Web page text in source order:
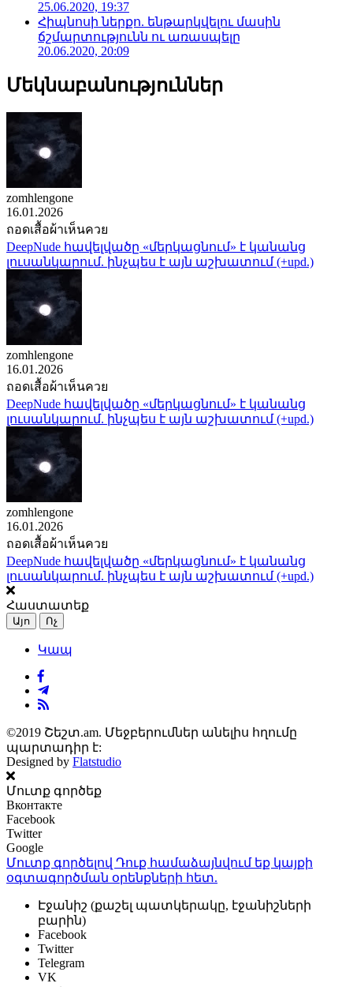
25.06.2020, 19:37
Հիպնոսի ներքո. ենթարկվելու մասին
ճշմարտությունն ու առասպելը
20.06.2020, 20:09
Մեկնաբանություններ
zomhlengone
16.01.2026
ถอดเสื้อผ้าเห็นควย
DeepNude հավելվածը «մերկացնում» է կանանց
լուսանկարում. ինչպես է այն աշխատում (+upd.)
zomhlengone
16.01.2026
ถอดเสื้อผ้าเห็นควย
DeepNude հավելվածը «մերկացնում» է կանանց
լուսանկարում. ինչպես է այն աշխատում (+upd.)
zomhlengone
16.01.2026
ถอดเสื้อผ้าเห็นควย
DeepNude հավելվածը «մերկացնում» է կանանց
լուսանկարում. ինչպես է այն աշխատում (+upd.)
Հաստատեք
Այո Ոչ
Կապ
©2019 Շեշտ.am. Մեջբերումներ անելիս հղումը
պարտադիր է:
Designed by Flatstudio
Մուտք գործեք
Вконтакте
Facebook
Twitter
Google
Մուտք գործելով Դուք համաձայնվում եք կայքի
օգտագործման օրենքների հետ.
Էջանիշ (քաշել պատկերակը, էջանիշների
բարին)
Facebook
Twitter
Telegram
VK